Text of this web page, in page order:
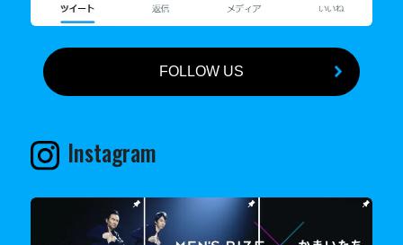
FOLLOW US
Instagram